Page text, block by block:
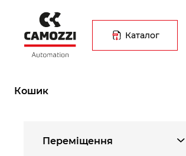
основного
вмісту
Каталог
Кошик
навіґації
Переміщення